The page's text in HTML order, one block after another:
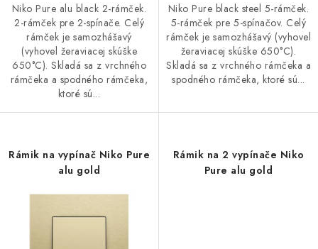
Reklamačný poriadok
Kontakt
Niko Pure alu black 2-rámček.
2-rámček pre 2-spínače. Celý
rámček je samozhášavý
(vyhovel žeraviacej skúške
650°C). Skladá sa z vrchného
rámčeka a spodného rámčeka,
ktoré sú...
Niko Pure black steel 5-rámček.
5-rámček pre 5-spínačov. Celý
rámček je samozhášavý (vyhovel
žeraviacej skúške 650°C).
Skladá sa z vrchného rámčeka a
spodného rámčeka, ktoré sú...
Rámik na vypínač Niko Pure
alu gold
Rámik na 2 vypínače Niko
Pure alu gold